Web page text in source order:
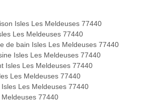
Isles Les Meldeuses 77440
Les Meldeuses 77440
de bain Isles Les Meldeuses 77440
Isles Les Meldeuses 77440
Isles Les Meldeuses 77440
Les Meldeuses 77440
Les Meldeuses 77440
77440